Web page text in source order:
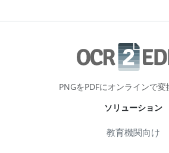
PNGをPDFにオンラインで
ソリューション
教育機関向け